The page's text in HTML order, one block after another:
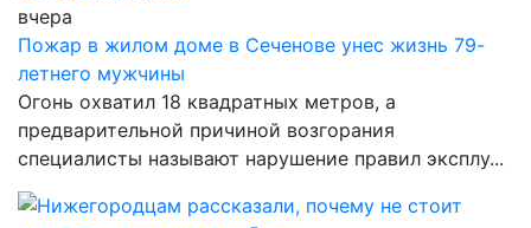
вчера
Пожар в жилом доме в Сеченове унес жизнь 79-
летнего мужчины
Огонь охватил 18 квадратных метров, а
предварительной причиной возгорания
специалисты называют нарушение правил эксплу...